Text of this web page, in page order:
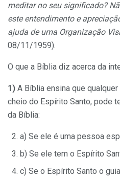
meditar no seu significado?
este entendimento e
ajuda de uma Organização
08/11/1959).
O que a Bíblia diz acerca da
1) A Bíblia ensina que
cheio do Espírito Santo, pode
da Bíblia:
a) Se ele é uma pessoa
b) Se ele tem o Espírito
c) Se o Espírito Santo o